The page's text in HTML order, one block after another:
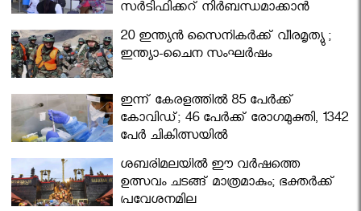
സര്‍ട്ടിഫിക്കറ്റ് നിർബന്ധമാക്കാൻ
മന്ത്രിസഭ
20 ഇന്ത്യൻ സൈനികർക്ക് വീരമൃത്യു ;
ഇന്ത്യാ-ചൈന സംഘർഷം
ഇന്ന് കേരളത്തിൽ 85 പേർക്ക്
കോവിഡ്; 46 പേർക്ക് രോഗമുക്തി, 1342
പേർ ചികിത്സയിൽ
ശബരിമലയില്‍ ഈ വർഷത്തെ
ഉത്സവം ചടങ്ങ് മാത്രമാകും; ഭക്തർക്ക്
പ്രവേശനമില്ല